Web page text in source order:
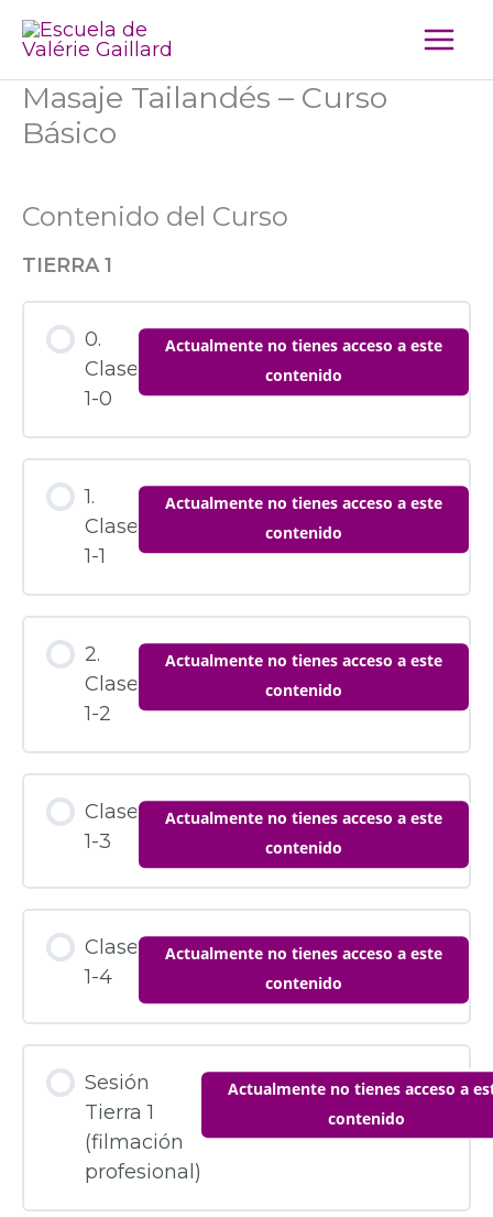
Masaje Tailandés – Curso
Básico
Contenido del Curso
TIERRA 1
0.
Clase
1-0
Actualmente no tienes acceso a este
contenido
1.
Clase
1-1
Actualmente no tienes acceso a este
contenido
2.
Clase
1-2
Actualmente no tienes acceso a este
contenido
Clase
1-3
Actualmente no tienes acceso a este
contenido
Clase
1-4
Actualmente no tienes acceso a este
contenido
Sesión
Tierra 1
(filmación
profesional)
Actualmente no tienes acceso a
contenido